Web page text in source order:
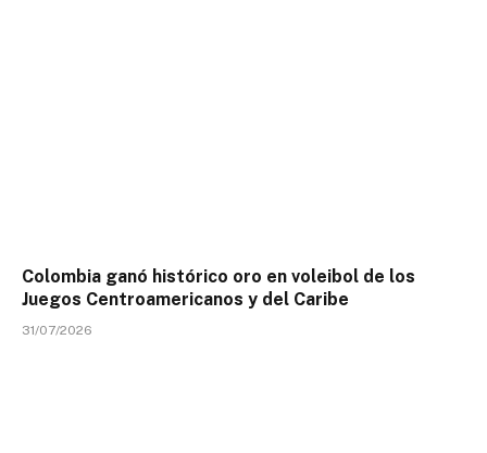
Colombia ganó histórico oro en voleibol de los
Juegos Centroamericanos y del Caribe
31/07/2026